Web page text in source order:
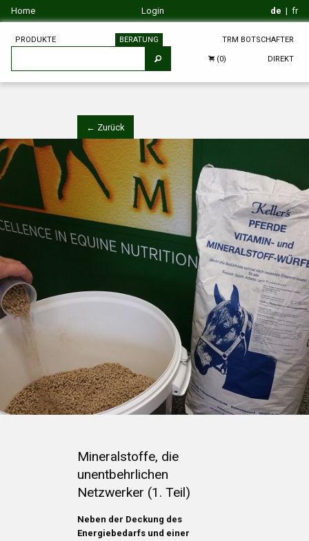
Home Login de | fr
PRODUKTE BERATUNG TRM BOTSCHAFTER
(0) DIREKT
← Zurück
Mineralstoffe, die
unentbehrlichen
Netzwerker (1. Teil)
Neben der Deckung des
Energiebedarfs und einer